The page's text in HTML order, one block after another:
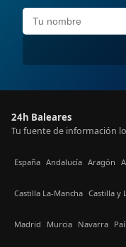
24h Baleares
Tu fuente de información
España Andalucía Aragón
Castilla La-Mancha Castilla y
Madrid Murcia Navarra